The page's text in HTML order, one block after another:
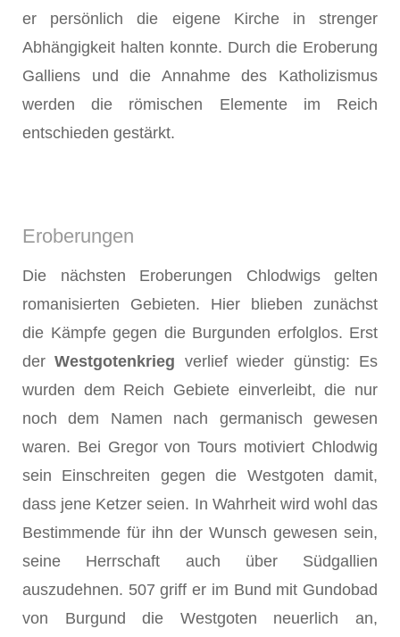
er persönlich die eigene Kirche in strenger
Abhängigkeit halten konnte. Durch die Er­oberung
Galliens und die Annahme des Katholizismus
werden die römischen Elemente im Reich
entschieden gestärkt.
Eroberungen
Die nächsten Eroberungen Chlodwigs gelten
romanisierten Gebieten. Hier blieben zunächst
die Kämpfe gegen die Burgunden erfolglos. Erst
derWestgotenkrieg verlief wieder günstig: Es
wurden dem Reich Gebiete einverleibt, die nur
noch dem Namen nach germanisch gewesen
waren. Bei Gregor von Tours motiviert Chlodwig
sein Einschreiten gegen die Westgoten damit,
dass jene Ketzer seien. In Wahrheit wird wohl das
Bestimmende für ihn der Wunsch gewesen sein,
seine Herr­schaft auch über Südgallien
auszudehnen. 507 griff er im Bund mit Gundobad
von Burgund die Westgoten neuerlich an,